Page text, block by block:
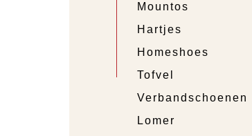
Mountos
Hartjes
Homeshoes
Tofvel
Verbandschoenen
Lomer